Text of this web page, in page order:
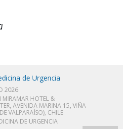
de Urgencia
2026
MIRAMAR HOTEL &
AVENIDA MARINA 15, VIÑA
VALPARAÍSO), CHILE
DE URGENCIA